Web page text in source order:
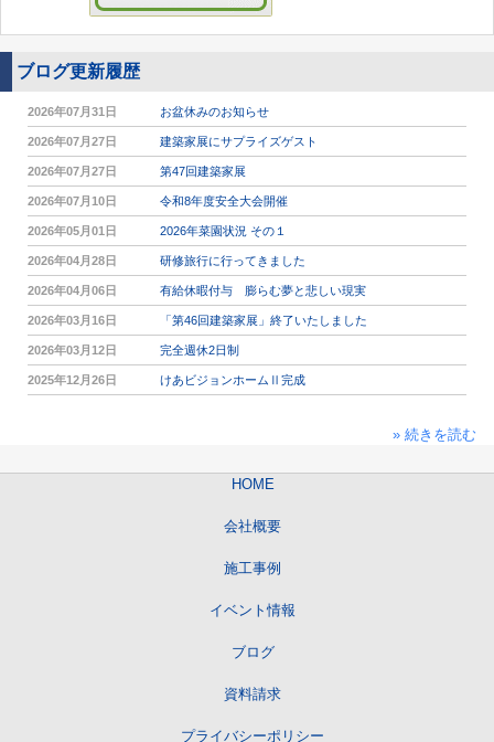
ブログ更新履歴
2026年07月31日 お盆休みのお知らせ
2026年07月27日 建築家展にサプライズゲスト
2026年07月27日 第47回建築家展
2026年07月10日 令和8年度安全大会開催
2026年05月01日 2026年菜園状況 その１
2026年04月28日 研修旅行に行ってきました
2026年04月06日 有給休暇付与 膨らむ夢と悲しい現実
2026年03月16日 「第46回建築家展」終了いたしました
2026年03月12日 完全週休2日制
2025年12月26日 けあビジョンホームⅡ完成
» 続きを読む
HOME
会社概要
施工事例
イベント情報
ブログ
資料請求
プライバシーポリシー